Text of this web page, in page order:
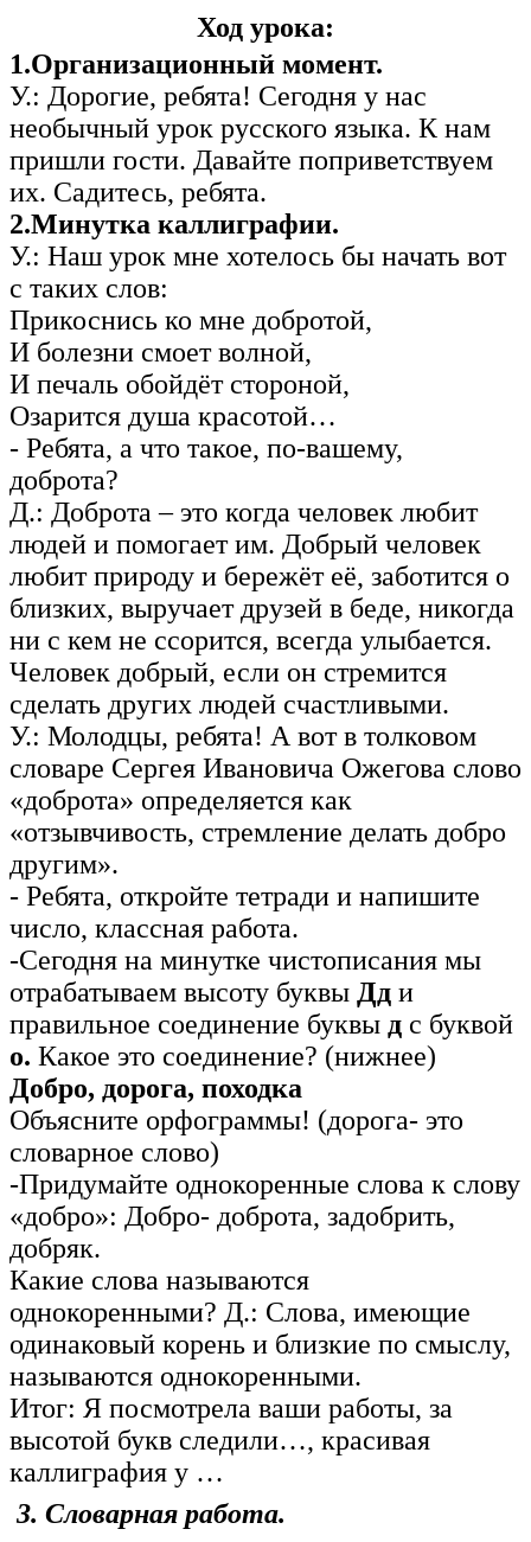
Ход урока:
1.Организационный момент.
У.: Дорогие, ребята! Сегодня у нас
необычный урок русского языка. К нам
пришли гости. Давайте поприветствуем
их. Садитесь, ребята.
2.Минутка каллиграфии.
У.: Наш урок мне хотелось бы начать вот
с таких слов:
Прикоснись ко мне добротой,
И болезни смоет волной,
И печаль обойдёт стороной,
Озарится душа красотой…
- Ребята, а что такое, по-вашему,
доброта?
Д.: Доброта – это когда человек любит
людей и помогает им. Добрый человек
любит природу и бережёт её, заботится о
близких, выручает друзей в беде, никогда
ни с кем не ссорится, всегда улыбается.
Человек добрый, если он стремится
сделать других людей счастливыми.
У.: Молодцы, ребята! А вот в толковом
словаре Сергея Ивановича Ожегова слово
«доброта» определяется как
«отзывчивость, стремление делать добро
другим».
- Ребята, откройте тетради и напишите
число, классная работа.
-Сегодня на минутке чистописания мы
отрабатываем высоту буквы Дд и
правильное соединение буквы д с буквой
о. Какое это соединение? (нижнее)
Добро, дорога, походка
Объясните орфограммы! (дорога- это
словарное слово)
-Придумайте однокоренные слова к слову
«добро»: Добро- доброта, задобрить,
добряк.
Какие слова называются
однокоренными? Д.: Слова, имеющие
одинаковый корень и близкие по смыслу,
называются однокоренными.
Итог: Я посмотрела ваши работы, за
высотой букв следили…, красивая
каллиграфия у …
3. Словарная работа.